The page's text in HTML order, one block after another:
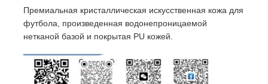
Премиальная кристаллическая искусственная кожа для
футбола, произведенная водонепроницаемой
нетканой базой и покрытая PU кожей.